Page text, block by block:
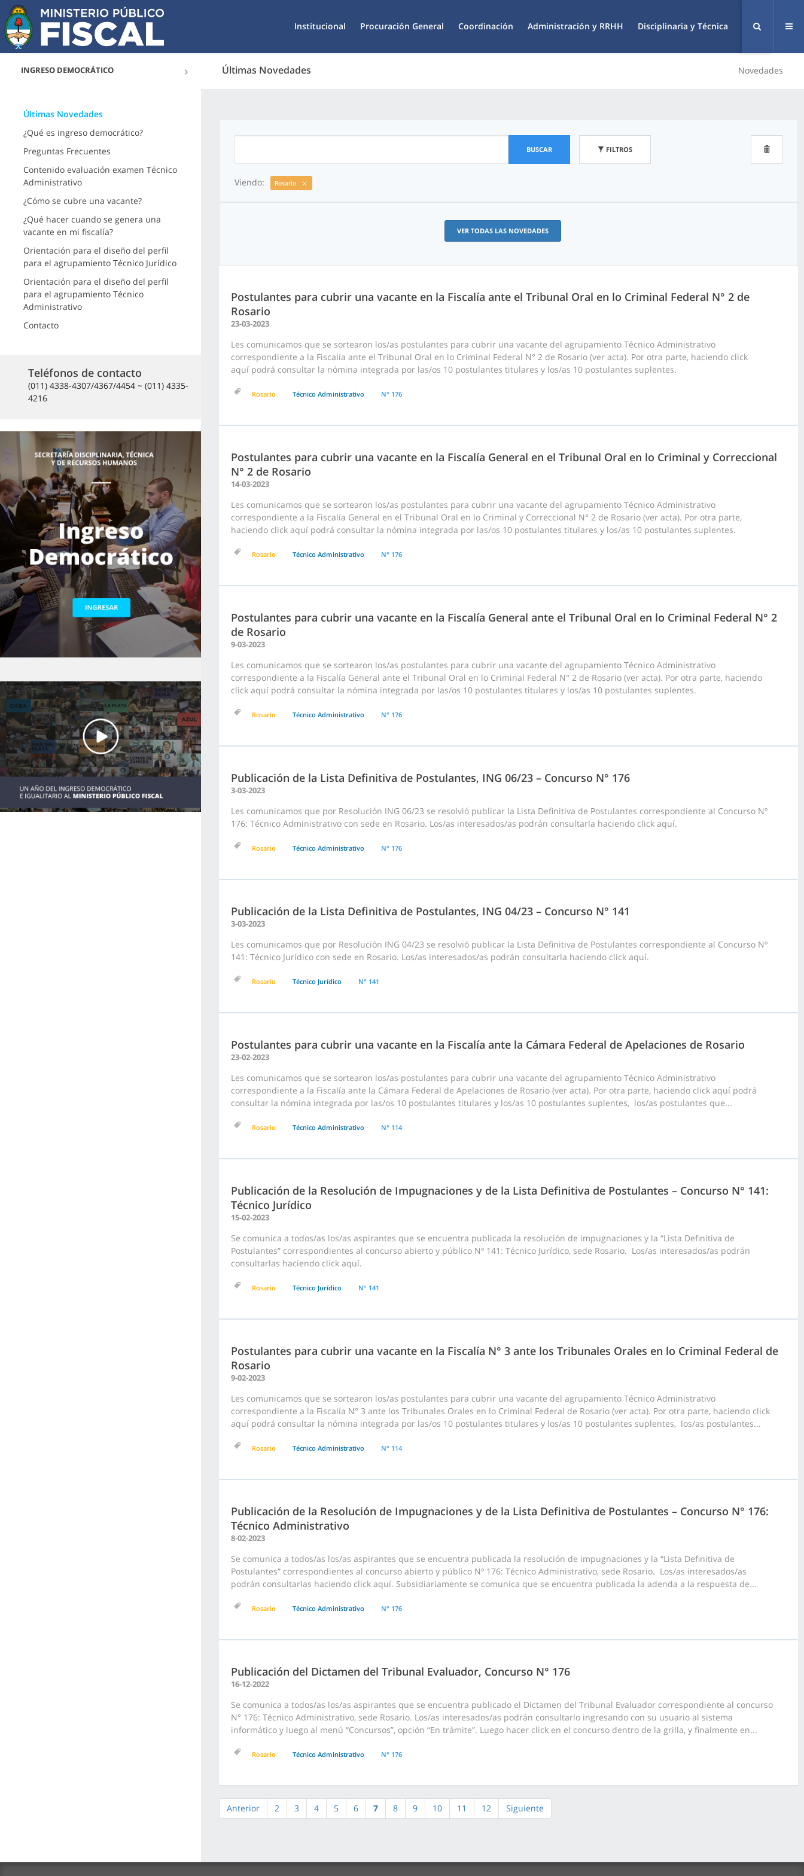
Institucional Procuración General Coordinación Administración y RRHH Disciplinaria y Técnica
INGRESO DEMOCRÁTICO Últimas Novedades Novedades
Últimas Novedades
¿Qué es ingreso democrático?
Preguntas Frecuentes
Contenido evaluación examen Técnico
Administrativo
¿Cómo se cubre una vacante?
¿Qué hacer cuando se genera una
vacante en mi fiscalía?
Orientación para el diseño del perfil
para el agrupamiento Técnico Jurídico
Orientación para el diseño del perfil
para el agrupamiento Técnico
Administrativo
Contacto
Teléfonos de contacto
(011) 4338-4307/4367/4454 ~ (011) 4335-
4216
BUSCAR FILTROS
Viendo: Rosario
VER TODAS LAS NOVEDADES
Postulantes para cubrir una vacante en la Fiscalía ante el Tribunal Oral en lo Criminal Federal N° 2 de
Rosario
23-03-2023
Les comunicamos que se sortearon los/as postulantes para cubrir una vacante del agrupamiento Técnico Administrativo
correspondiente a la Fiscalía ante el Tribunal Oral en lo Criminal Federal N° 2 de Rosario (ver acta). Por otra parte, haciendo click
aquí podrá consultar la nómina integrada por las/os 10 postulantes titulares y los/as 10 postulantes suplentes.
Rosario Técnico Administrativo N° 176
Postulantes para cubrir una vacante en la Fiscalía General en el Tribunal Oral en lo Criminal y Correccional
N° 2 de Rosario
14-03-2023
Les comunicamos que se sortearon los/as postulantes para cubrir una vacante del agrupamiento Técnico Administrativo
correspondiente a la Fiscalía General en el Tribunal Oral en lo Criminal y Correccional N° 2 de Rosario (ver acta). Por otra parte,
haciendo click aquí podrá consultar la nómina integrada por las/os 10 postulantes titulares y los/as 10 postulantes suplentes.
Rosario Técnico Administrativo N° 176
Postulantes para cubrir una vacante en la Fiscalía General ante el Tribunal Oral en lo Criminal Federal N° 2
de Rosario
9-03-2023
Les comunicamos que se sortearon los/as postulantes para cubrir una vacante del agrupamiento Técnico Administrativo
correspondiente a la Fiscalía General ante el Tribunal Oral en lo Criminal Federal N° 2 de Rosario (ver acta). Por otra parte, haciendo
click aquí podrá consultar la nómina integrada por las/os 10 postulantes titulares y los/as 10 postulantes suplentes.
Rosario Técnico Administrativo N° 176
Publicación de la Lista Definitiva de Postulantes, ING 06/23 – Concurso N° 176
3-03-2023
Les comunicamos que por Resolución ING 06/23 se resolvió publicar la Lista Definitiva de Postulantes correspondiente al Concurso Nº
176: Técnico Administrativo con sede en Rosario. Los/as interesados/as podrán consultarla haciendo click aquí.
Rosario Técnico Administrativo N° 176
Publicación de la Lista Definitiva de Postulantes, ING 04/23 – Concurso N° 141
3-03-2023
Les comunicamos que por Resolución ING 04/23 se resolvió publicar la Lista Definitiva de Postulantes correspondiente al Concurso Nº
141: Técnico Jurídico con sede en Rosario. Los/as interesados/as podrán consultarla haciendo click aquí.
Rosario Técnico Jurídico N° 141
Postulantes para cubrir una vacante en la Fiscalía ante la Cámara Federal de Apelaciones de Rosario
23-02-2023
Les comunicamos que se sortearon los/as postulantes para cubrir una vacante del agrupamiento Técnico Administrativo
correspondiente a la Fiscalía ante la Cámara Federal de Apelaciones de Rosario (ver acta). Por otra parte, haciendo click aquí podrá
consultar la nómina integrada por las/os 10 postulantes titulares y los/as 10 postulantes suplentes, los/as postulantes que...
Rosario Técnico Administrativo N° 114
Publicación de la Resolución de Impugnaciones y de la Lista Definitiva de Postulantes – Concurso N° 141:
Técnico Jurídico
15-02-2023
Se comunica a todos/as los/as aspirantes que se encuentra publicada la resolución de impugnaciones y la “Lista Definitiva de
Postulantes” correspondientes al concurso abierto y público Nº 141: Técnico Jurídico, sede Rosario. Los/as interesados/as podrán
consultarlas haciendo click aquí.
Rosario Técnico Jurídico N° 141
Postulantes para cubrir una vacante en la Fiscalía N° 3 ante los Tribunales Orales en lo Criminal Federal de
Rosario
9-02-2023
Les comunicamos que se sortearon los/as postulantes para cubrir una vacante del agrupamiento Técnico Administrativo
correspondiente a la Fiscalía N° 3 ante los Tribunales Orales en lo Criminal Federal de Rosario (ver acta). Por otra parte, haciendo click
aquí podrá consultar la nómina integrada por las/os 10 postulantes titulares y los/as 10 postulantes suplentes, los/as postulantes...
Rosario Técnico Administrativo N° 114
Publicación de la Resolución de Impugnaciones y de la Lista Definitiva de Postulantes – Concurso N° 176:
Técnico Administrativo
8-02-2023
Se comunica a todos/as los/as aspirantes que se encuentra publicada la resolución de impugnaciones y la “Lista Definitiva de
Postulantes” correspondientes al concurso abierto y público Nº 176: Técnico Administrativo, sede Rosario. Los/as interesados/as
podrán consultarlas haciendo click aquí. Subsidiariamente se comunica que se encuentra publicada la adenda a la respuesta de...
Rosario Técnico Administrativo N° 176
Publicación del Dictamen del Tribunal Evaluador, Concurso N° 176
16-12-2022
Se comunica a todos/as los/as aspirantes que se encuentra publicado el Dictamen del Tribunal Evaluador correspondiente al concurso
N° 176: Técnico Administrativo, sede Rosario. Los/as interesados/as podrán consultarlo ingresando con su usuario al sistema
informático y luego al menú “Concursos”, opción “En trámite”. Luego hacer click en el concurso dentro de la grilla, y finalmente en...
Rosario Técnico Administrativo N° 176
Anterior 2 3 4 5 6 7 8 9 10 11 12 Siguiente